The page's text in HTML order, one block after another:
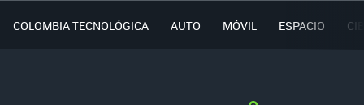
COLOMBIA TECNOLÓGICA AUTO MÓVIL ESPACIO